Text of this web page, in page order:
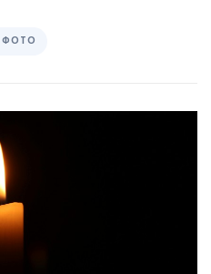
ФОТО